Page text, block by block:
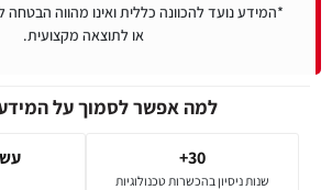
*המידע נועד להכוונה כללית ואינו מהווה
או לתוצאה מקצועית.
למה אפשר לסמוך על
30+
שנות ניסיון בהכשרות טכנולוגיות